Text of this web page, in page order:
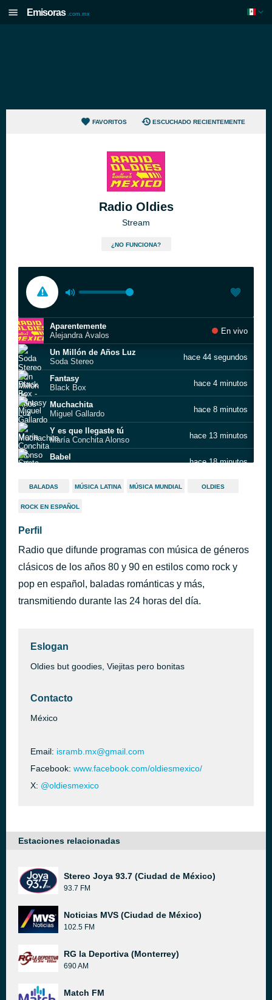
Emisoras .com.mx
FAVORITOS ESCUCHADO RECIENTEMENTE
Radio Oldies
Stream
¿NO FUNCIONA?
Aparentemente
Alejandra Ávalos
En vivo
Un Millón de Años Luz
Soda Stereo
hace 44 segundos
Fantasy
Black Box
hace 4 minutos
Muchachita
Miguel Gallardo
hace 8 minutos
Y es que llegaste tú
María Conchita Alonso
hace 13 minutos
Babel
hace 18 minutos
Buscaré
hace 21 minutos
No debo hablar de amor
Miguel Mateos
Latino
Franco de Vita
hace 37 minutos
BALADAS MÚSICA LATINA MÚSICA MUNDIAL OLDIES
ROCK EN ESPAÑOL
Perfil
Radio que difunde programas con música de géneros
clásicos de los años 80 y 90 en estilos como rock y
pop en español, baladas románticas y más,
transmitiendo durante las 24 horas del día.
Eslogan
Oldies but goodies, Viejitas pero bonitas
Contacto
México
Email: isramb.mx@gmail.com
Facebook: www.facebook.com/oldiesmexico/
X: @oldiesmexico
Estaciones relacionadas
Stereo Joya 93.7 (Ciudad de México)
93.7 FM
Noticias MVS (Ciudad de México)
102.5 FM
RG la Deportiva (Monterrey)
690 AM
Match FM